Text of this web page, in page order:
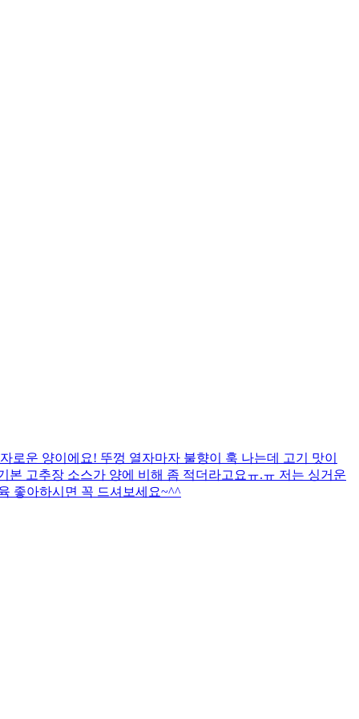
운 양이에요! 뚜껑 열자마자 불향이 훅 나는데 고기 맛이
고추장 소스가 양에 비해 좀 적더라고요ㅠ.ㅠ 저는 싱거운
좋아하시면 꼭 드셔보세요~^^